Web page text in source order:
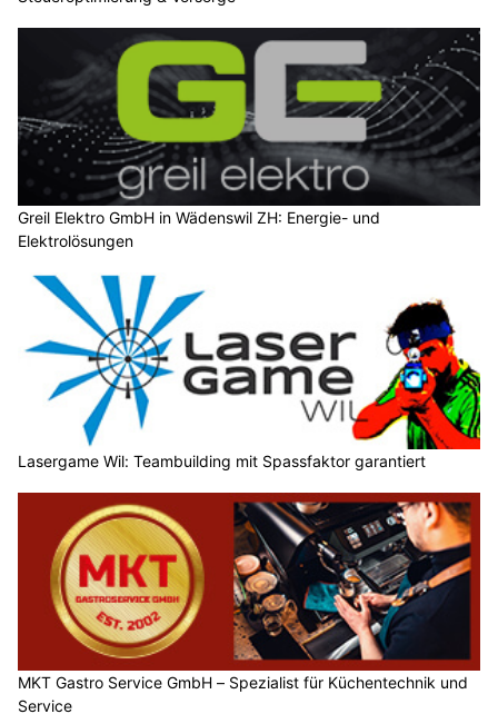
Greil Elektro GmbH in Wädenswil ZH: Energie- und
Elektrolösungen
Lasergame Wil: Teambuilding mit Spassfaktor garantiert
MKT Gastro Service GmbH – Spezialist für Küchentechnik und
Service